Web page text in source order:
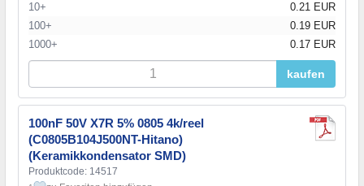
10+
0.21 EUR
100+
0.19 EUR
1000+
0.17 EUR
kaufen
100nF 50V X7R 5% 0805 4k/reel
(C0805B104J500NT-Hitano)
(Keramikkondensator SMD)
Produktcode: 14517